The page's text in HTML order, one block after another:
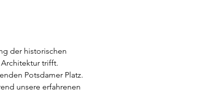
der historischen
trifft.
Potsdamer Platz.
unsere erfahrenen